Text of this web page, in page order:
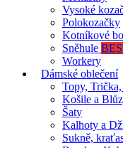
Vysoké
Polokozačky
Kotníkové
Sněhule
Workery
Dámské oblečení
Topy,
Košile a
Šaty
Kalhoty a
Sukně,